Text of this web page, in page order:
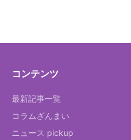
コンテンツ
最新記事一覧
コラムざんまい
ニュース pickup